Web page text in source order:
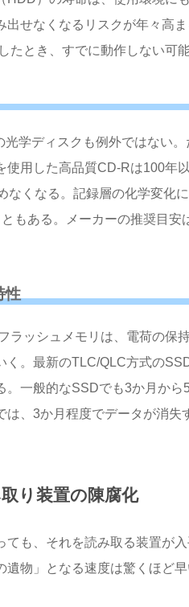
出せなくなるリスクが年々高
たとき、すでに動作しない可能
学ディスクも例外ではない
使用した高品質CD-Rは100年
なくなる。記録層の化学変化
もある。メーカーの推奨目
性
ラッシュメモリは、電荷の保
く。最新のTLC/QLC方式の
。一般的なSSDでも3か月か
は、3か月程度でデータが消
り装置の陳腐化
ても、それを読み取る装置が
物」となる速度は驚くほど早